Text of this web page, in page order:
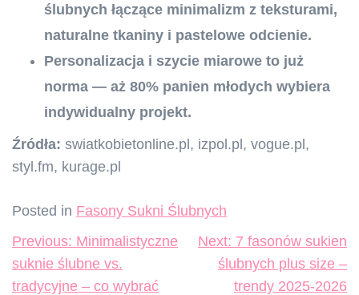
ślubnych łączące minimalizm z teksturami,
naturalne tkaniny i pastelowe odcienie.
Personalizacja i szycie miarowe to już
norma — aż 80% panien młodych wybiera
indywidualny projekt.
Źródła: swiatkobietonline.pl, izpol.pl, vogue.pl,
styl.fm, kurage.pl
Posted in Fasony Sukni Ślubnych
Nawigacja
wpisu
Previous: Minimalistyczne
suknie ślubne vs.
tradycyjne – co wybrać
Next: 7 fasonów sukien
ślubnych plus size –
trendy 2025-2026